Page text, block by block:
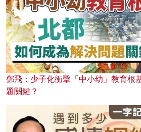
鄧飛：少子化衝擊「中小幼」教育根
題關鍵？